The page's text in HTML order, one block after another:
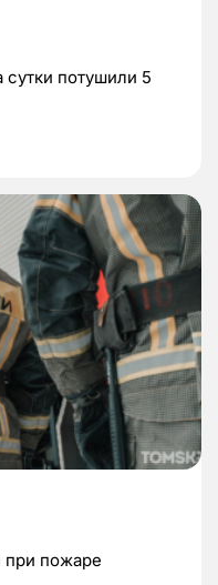
сутки потушили 5
при пожаре